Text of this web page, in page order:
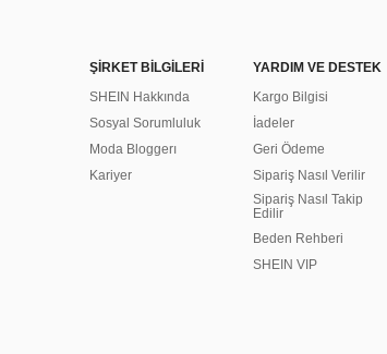
ŞİRKET BİLGİLERİ
SHEIN Hakkında
Sosyal Sorumluluk
Moda Bloggerı
Kariyer
YARDIM VE DESTEK
Kargo Bilgisi
İadeler
Geri Ödeme
Sipariş Nasıl Verilir
Sipariş Nasıl Takip
Edilir
Beden Rehberi
SHEIN VIP